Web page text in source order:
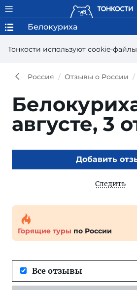
Тонкости используют сookie-
Белокуриха
Россия Отзывы о России
августе, 3
Добавить
Следить
Горящие туры по России
Все отзывы